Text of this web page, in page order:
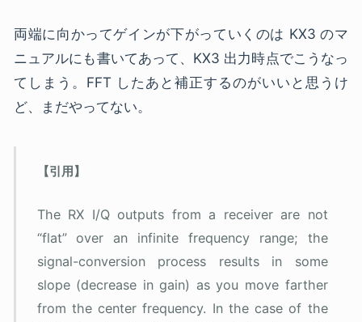
両端に向かってゲインが下がっていくのは KX3 のマ
ニュアルにも書いてあって、KX3 出力時点でこうなっ
てしまう。FFT したあと補正するのがいいと思うけ
ど、まだやってない。
The RX I/Q outputs from a receiver are not
“flat” over an infinite frequency range; the
signal-conversion process results in some
slope (decrease in gain) as you move farther
from the center frequency. In the case of the